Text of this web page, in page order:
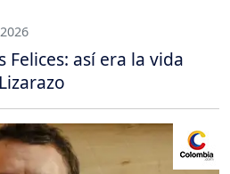
Felices: así era la vida